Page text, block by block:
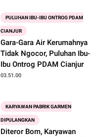
PULUHAN IBU-IBU ONTROG PDAM
CIANJUR
Gara-Gara Air Kerumahnya
Tidak Ngocor, Puluhan Ibu-
Ibu Ontrog PDAM Cianjur
03.51.00
KARYAWAN PABRIK GARMEN
DIPULANGKAN
Diteror Bom, Karyawan